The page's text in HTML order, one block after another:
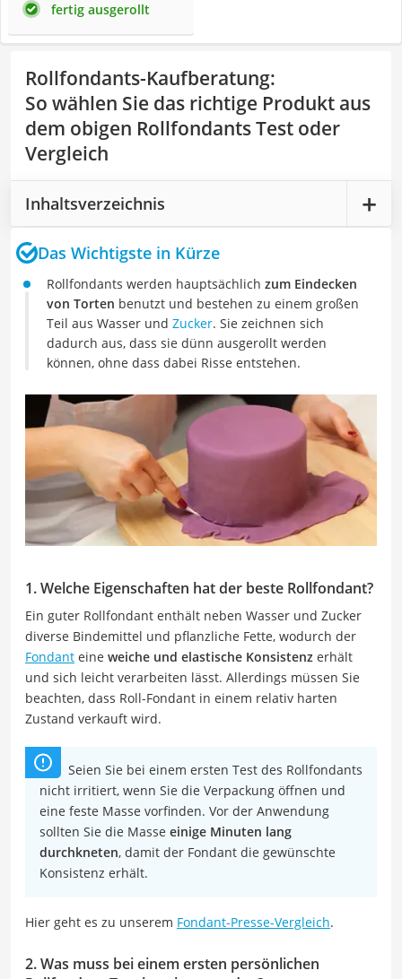
fertig ausgerollt
Rollfondants-Kaufberatung:
So wählen Sie das richtige Produkt aus
dem obigen Rollfondants Test oder
Vergleich
Inhaltsverzeichnis
Das Wichtigste in Kürze
Rollfondants werden hauptsächlich zum Eindecken
von Torten benutzt und bestehen zu einem großen
Teil aus Wasser und Zucker. Sie zeichnen sich
dadurch aus, dass sie dünn ausgerollt werden
können, ohne dass dabei Risse entstehen.
1. Welche Eigenschaften hat der beste Rollfondant?
Ein guter Rollfondant enthält neben Wasser und Zucker
diverse Bindemittel und pflanzliche Fette, wodurch der
Fondant eine weiche und elastische Konsistenz erhält
und sich leicht verarbeiten lässt. Allerdings müssen Sie
beachten, dass Roll-Fondant in einem relativ harten
Zustand verkauft wird.
Seien Sie bei einem ersten Test des Rollfondants
nicht irritiert, wenn Sie die Verpackung öffnen und
eine feste Masse vorfinden. Vor der Anwendung
sollten Sie die Masse einige Minuten lang
durchkneten, damit der Fondant die gewünschte
Konsistenz erhält.
Hier geht es zu unserem Fondant-Presse-Vergleich.
2. Was muss bei einem ersten persönlichen